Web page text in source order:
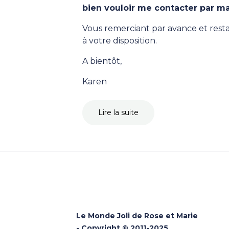
bien vouloir me contacter par
Vous remerciant par avance et
à votre disposition.
A bientôt,
Karen
Lire la suite
Le Monde Joli de Rose et Marie